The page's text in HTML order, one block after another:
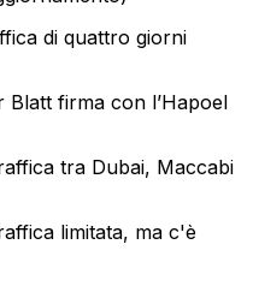
di quattro giorni
firma con l’Hapoel
tra Dubai, Maccabi
limitata, ma c'è